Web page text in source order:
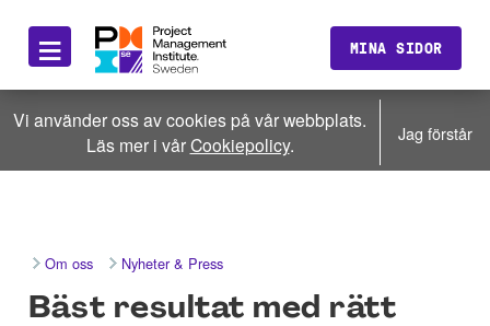
≡ MINA SIDOR
Vi använder oss av cookies på vår webbplats.
Läs mer i vårCookiepolicy. Jag förstår
Om oss Nyheter & Press
Bäst resultat med rätt